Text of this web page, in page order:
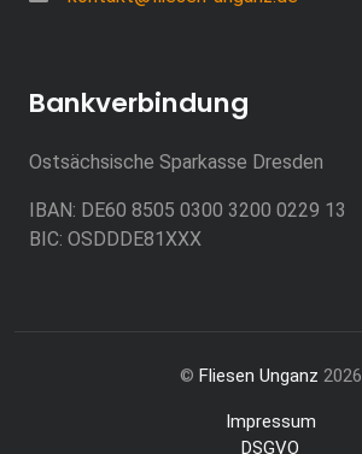
Bankverbindung
Ostsächsische Sparkasse Dresden
IBAN: DE60 8505 0300 3200 0229 13
BIC: OSDDDE81XXX
© Fliesen Unganz 2026
Impressum
DSGVO